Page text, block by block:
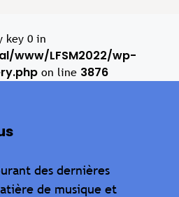
key 0 in
www/LFSM2022/wp-
on line 3876
des dernières
de musique et